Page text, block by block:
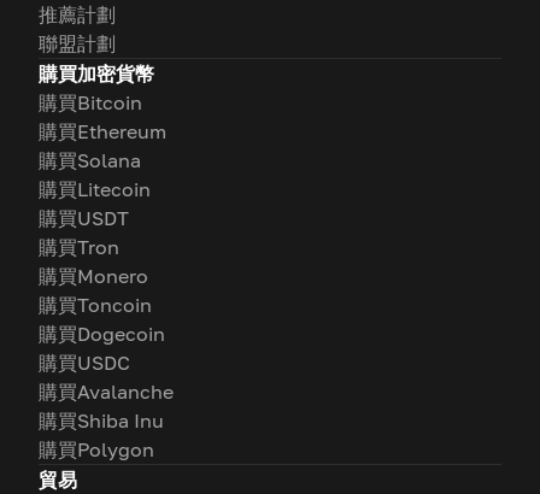
推薦計劃
聯盟計劃
購買加密貨幣
購買Bitcoin
購買Ethereum
購買Solana
購買Litecoin
購買USDT
購買Tron
購買Monero
購買Toncoin
購買Dogecoin
購買USDC
購買Avalanche
購買Shiba Inu
購買Polygon
貿易